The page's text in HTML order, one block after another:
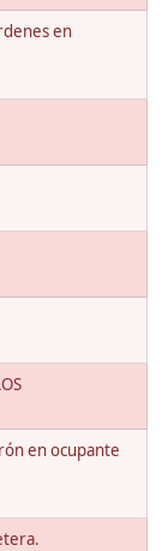
en
en ocupante